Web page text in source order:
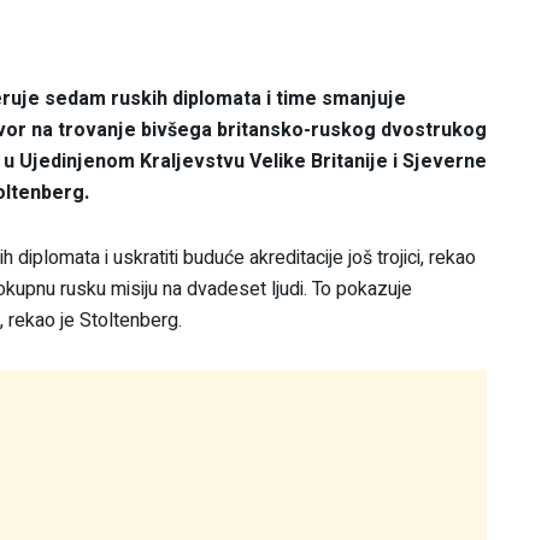
sedam ruskih diplomata i time smanjuje
na trovanje bivšega britansko-ruskog dvostrukog
Ujedinjenom Kraljevstvu Velike Britanije i Sjeverne
diplomata i uskratiti buduće akreditacije još trojici, rekao
rusku misiju na dvadeset ljudi. To pokazuje
rekao je Stoltenberg.